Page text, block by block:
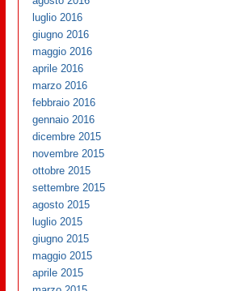
luglio 2016
giugno 2016
maggio 2016
aprile 2016
marzo 2016
febbraio 2016
gennaio 2016
dicembre 2015
novembre 2015
ottobre 2015
settembre 2015
agosto 2015
luglio 2015
giugno 2015
maggio 2015
aprile 2015